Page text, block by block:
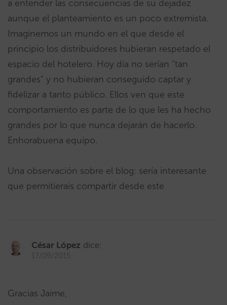
a entender las consecuencias de su dejadez
aunque el planteamiento es un poco extremista.
Imaginemos un mundo en el que desde el
principio los distribuidores hubieran respetado el
espacio del hotelero. Hoy día no serían “tan
grandes” y no hubieran conseguido captar y
fidelizar a tanto público. Ellos ven que este
comportamiento es parte de lo que les ha hecho
grandes por lo que nunca dejarán de hacerlo.
Enhorabuena equipo.
Una observación sobre el blog: sería interesante
que permitierais compartir desde este
César López dice:
17/09/2015
Gracias Jaime,